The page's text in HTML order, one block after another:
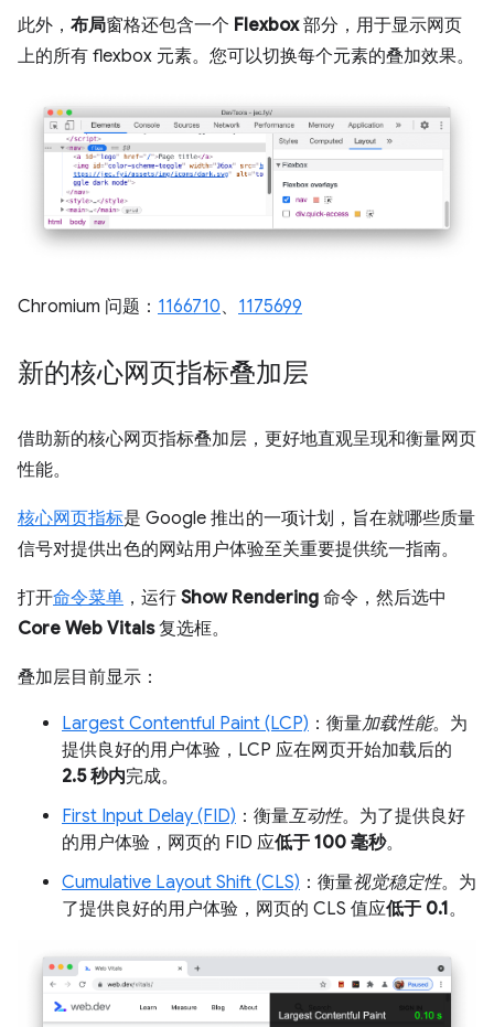
此外， 布局窗格还包含一个 Flexbox部分，用于显示网页
上的所有 flexbox 元素。您可以切换每个元素的叠加效果。
Chromium 问题： 1166710、 1175699
新的核心网页指标叠加层
借助新的核心网页指标叠加层，更好地直观呈现和衡量网页
性能。
核心网页指标是 Google 推出的一项计划，旨在就哪些质量
信号对提供出色的网站用户体验至关重要提供统一指南。
打开命令菜单 ，运行 Show Rendering 命令，然后选中
Core Web Vitals复选框。
叠加层目前显示：
Largest Contentful Paint (LCP) ：衡量加载性能。为
提供良好的用户体验，LCP 应在网页开始加载后的
2.5 秒内完成。
First Input Delay (FID) ：衡量互动性。为了提供良好
的用户体验，网页的 FID 应低于 100 毫秒。
Cumulative Layout Shift (CLS) ：衡量视觉稳定性。为
了提供良好的用户体验，网页的 CLS 值应低于 0.1。